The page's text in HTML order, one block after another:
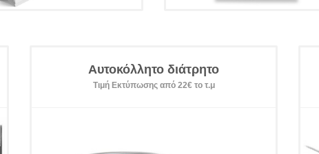
Αυτοκόλλητο διάτρητο
Τιμή Εκτύπωσης από 22€ το τ.μ